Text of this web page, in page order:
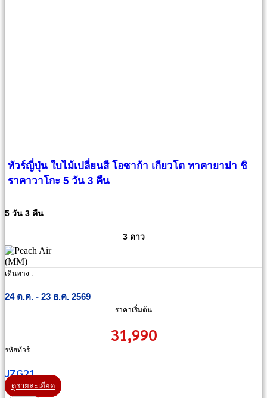
ทัวร์ญี่ปุ่น ใบไม้เปลี่ยนสี โอซาก้า เกียวโต ทาคายาม่า ชิ
ราคาวาโกะ 5 วัน 3 คืน
5 วัน 3 คืน
3 ดาว
เดินทาง :
24 ต.ค. - 23 ธ.ค. 2569
ราคาเริ่มต้น
31,990
รหัสทัวร์
JZG21
ดูรายละเอียด